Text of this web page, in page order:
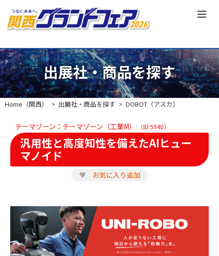
出展社・商品を探す
Home（関西） 出展社・商品を探す DOBOT（アスカ）
テーマゾーン：テーマゾーン（工業M） （ID:5940）
汎用性と高度知性を備えたAIヒュー
マノイド
♥ お気に入り追加